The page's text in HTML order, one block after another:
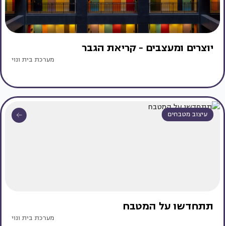
יוצרים ומעצבים - קריאת הגבר
מערכת בית ונוי
עיצוב מטבחים
תתחדשו על המטבח
מערכת בית ונוי